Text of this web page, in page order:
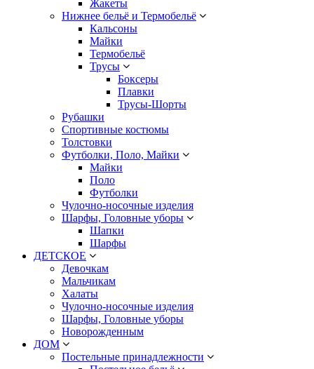
Жакеты
Нижнее бельё и Термобельё
Кальсоны
Майки
Термобельё
Трусы
Боксеры
Плавки
Трусы-Шорты
Рубашки
Спортивные костюмы
Толстовки
Футболки, Поло, Майки
Майки
Поло
Футболки
Чулочно-носочные изделия
Шарфы, Головные уборы
Шапки
Шарфы
ДЕТСКОЕ
Девочкам
Мальчикам
Халаты
Чулочно-носочные изделия
Шарфы, Головные уборы
Новорожденным
ДОМ
Постельные принадлежности